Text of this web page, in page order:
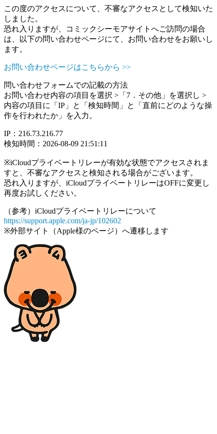
この度のアクセスについて、不審なアクセスとして検知いた
しました。
恐れ入りますが、コミックシーモアサイトへご訪問の場合
は、以下の問い合わせページにて、お問い合わせをお願いし
ます。
お問い合わせページはこちらから >>
問い合わせフォームでの記載の方法
お問い合わせ内容の項目を選択 >「7．その他」を選択し >
内容の項目に「IP」と「検知時間」と「直前にどのような操
作を行われたか」を入力。
IP：216.73.216.77
検知時間：2026-08-09 21:51:11
※iCloudプライベートリレーが有効な状態でアクセスされま
すと、不審なアクセスと検知される場合がございます。
恐れ入りますが、iCloudプライベートリレーはOFFに変更し
再度お試しください。
（参考）iCloudプライベートリレーについて
https://support.apple.com/ja-jp/102602
※外部サイト（Apple様のページ）へ遷移します